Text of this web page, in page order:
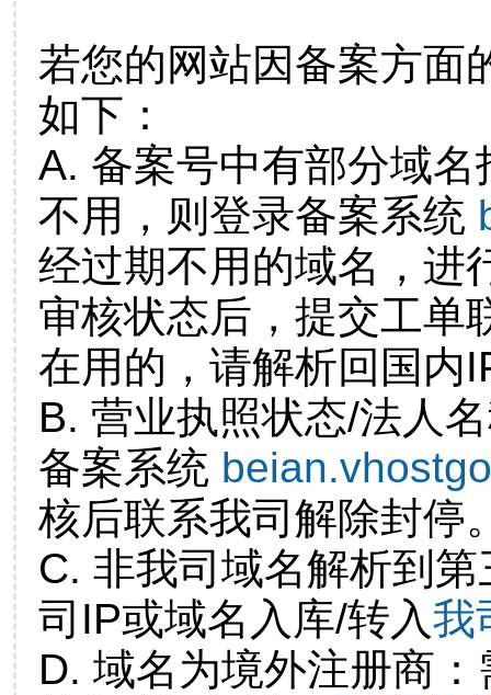
若您的网站因备案方面
如下：
A. 备案号中有部分域
不用，则登录备案系统
经过期不用的域名，进
审核状态后，提交工单
在用的，请解析回国内
B. 营业执照状态/法人
备案系统
核后联系我司解除封停
C. 非我司域名解析到
司IP或域名入库/转入我
D. 域名为境外注册商